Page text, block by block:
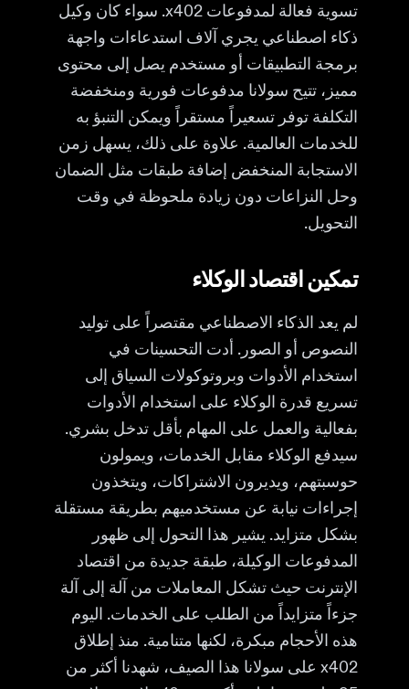
تسوية فعالة لمدفوعات x402. سواء كان وكيل
ذكاء اصطناعي يجري آلاف استدعاءات واجهة
برمجة التطبيقات أو مستخدم يصل إلى محتوى
مميز، تتيح سولانا مدفوعات فورية ومنخفضة
التكلفة توفر تسعيراً مستقراً ويمكن التنبؤ به
للخدمات العالمية. علاوة على ذلك، يسهل زمن
الاستجابة المنخفض إضافة طبقات مثل الضمان
وحل النزاعات دون زيادة ملحوظة في وقت
التحويل.
تمكين اقتصاد الوكلاء
لم يعد الذكاء الاصطناعي مقتصراً على توليد
النصوص أو الصور. أدت التحسينات في
استخدام الأدوات وبروتوكولات السياق إلى
تسريع قدرة الوكلاء على استخدام الأدوات
بفعالية والعمل على المهام بأقل تدخل بشري.
سيدفع الوكلاء مقابل الخدمات، ويمولون
حوسبتهم، ويديرون الاشتراكات، ويتخذون
إجراءات نيابة عن مستخدميهم بطريقة مستقلة
بشكل متزايد. يشير هذا التحول إلى ظهور
المدفوعات الوكيلة، طبقة جديدة من اقتصاد
الإنترنت حيث تشكل المعاملات من آلة إلى آلة
جزءاً متزايداً من الطلب على الخدمات. اليوم
هذه الأحجام مبكرة، لكنها متنامية. منذ إطلاق
x402 على سولانا هذا الصيف، شهدنا أكثر من